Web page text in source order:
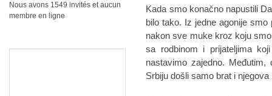
Kada smo konačno napustili
bilo tako. Iz jedne agonije
nakon sve muke kroz koju
sa rodbinom i prijateljima
nastavimo zajedno.
Srbiju došli samo brat i njegova
Nous avons 1549 invités et aucun
membre en ligne